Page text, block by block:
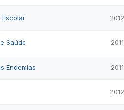
Escolar 2012
Saúde 2011
Endemias 2011
2012